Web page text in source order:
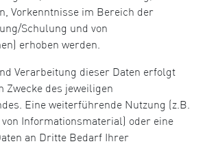
Vorkenntnisse im Bereich der
Schulung und von
erhoben werden.
Verarbeitung dieser Daten erfolgt
Zwecke des jeweiligen
Eine weiterführende Nutzung (z.B.
Informationsmaterial) oder eine
an Dritte Bedarf Ihrer